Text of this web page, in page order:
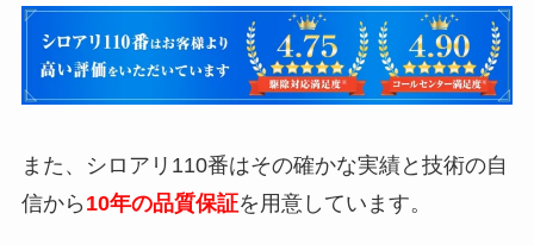
また、シロアリ110番はその確かな実績と技術の自
信から 10年の品質保証を用意しています。